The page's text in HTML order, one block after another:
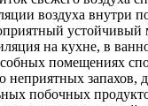
воздуха внутри
устойчивый
на кухне, в
помещениях
неприятных запахов,
побочных